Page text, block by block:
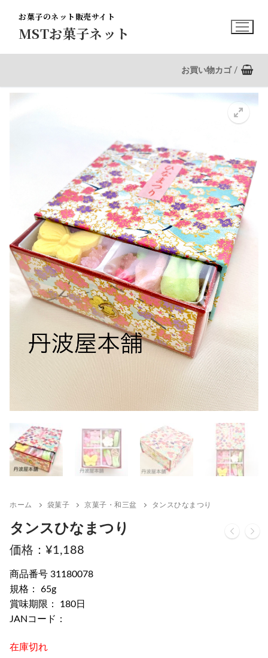
MSTお菓子ネット
お菓子のネット販売サイト
お買い物カゴ /
ホーム 袋菓子 京菓子・和三盆 タンスひなまつり
タンスひなまつり
¥1,188
商品番号 31180078
規格： 65g
賞味期限： 180日
JANコード：
在庫切れ